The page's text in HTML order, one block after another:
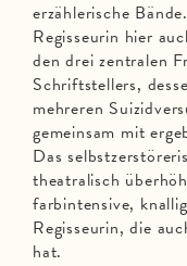
erzählerische
Regisseurin hier
den drei zentralen
Schriftstellers,
mehreren
gemeinsam mit
Das
theatralisch
farbintensive,
Regisseurin, die
hat.